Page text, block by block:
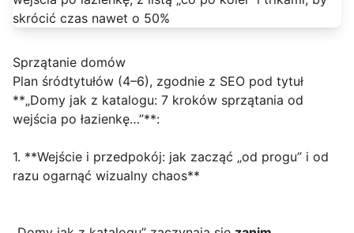
Sprzątanie domów
Plan śródtytułów (4–6), zgodnie z SEO pod tytuł
**„Domy jak z katalogu: 7 kroków sprzątania od
wejścia po łazienkę…”**:
1. **Wejście i przedpokój: jak zacząć „od progu” i od
razu ogarnąć wizualny chaos**